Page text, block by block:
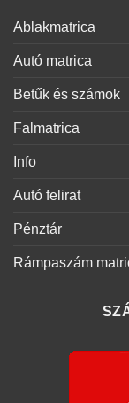
Ablakmatrica
Autó matrica
Betűk és számok
Falmatrica
Info
Autó felirat
Pénztár
Rámpaszám